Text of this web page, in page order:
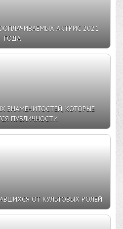
АКТРИС 2021
ГОДА
ЗНАМЕНИТОСТЕЙ, КОТОРЫЕ
ПУБЛИЧНОСТИ
ОТ КУЛЬТОВЫХ РОЛЕЙ